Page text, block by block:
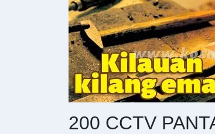
200 CCTV